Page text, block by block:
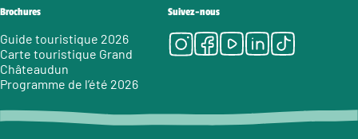
Brochures
Guide touristique 2026
Carte touristique Grand
Châteaudun
Programme de l’été 2026
Suivez-nous
Instagram
Facebook
Youtube
LinkedIn
Tiktok